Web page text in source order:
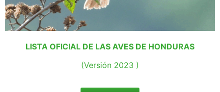
LISTA OFICIAL DE LAS AVES DE HONDURAS
(Versión 2023 )